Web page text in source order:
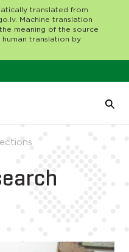
translated from
Machine translation
meaning of the source
translation by